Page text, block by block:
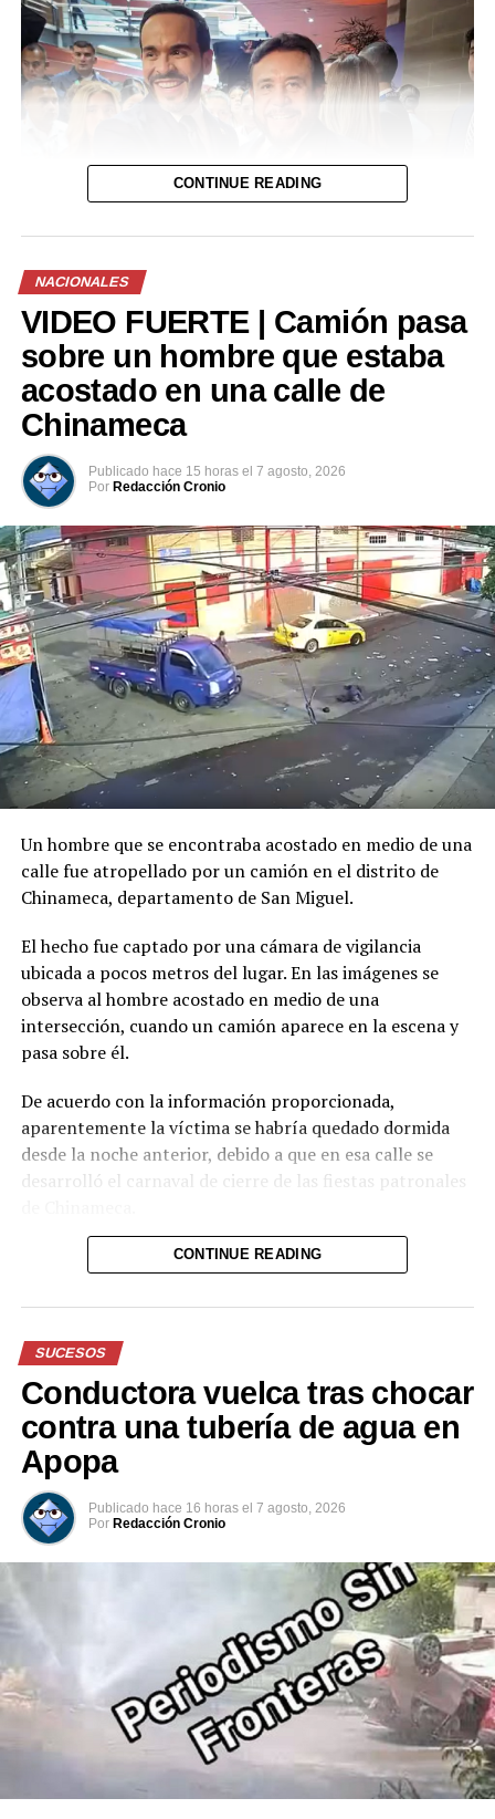
Previo al acto protocolario, el Vicemandatario
salvadoreño, dialogó con el Presidente Abelardo de la
Espriella, a quien envió un afectuoso saludo de parte del
Presidente Bukele y expresó sus mejores deseos al
asumir esta nueva responsabilidad al frente de la nación
colombiana.
Durante el acto solemne, se realizó la imposición de la
Banda Presidencial al nuevo Jefe de Estado, por parte
del Presidente del Congreso, Honorio Henríquez;
marcando oficialmente el inicio de su mandato
constitucional. Acto seguido, tomó juramento al José
Manuel Restrepo como Vicepresidente de Colombia.
CONTINUE READING
NACIONALES
VIDEO FUERTE | Camión pasa
sobre un hombre que estaba
acostado en una calle de
Chinameca
Publicado hace 15 horas el 7 agosto, 2026
Por Redacción Cronio
Un hombre que se encontraba acostado en medio de una
calle fue atropellado por un camión en el distrito de
Chinameca, departamento de San Miguel.
El hecho fue captado por una cámara de vigilancia
ubicada a pocos metros del lugar. En las imágenes se
observa al hombre acostado en medio de una
intersección, cuando un camión aparece en la escena y
pasa sobre él.
De acuerdo con la información proporcionada,
aparentemente la víctima se habría quedado dormida
desde la noche anterior, debido a que en esa calle se
desarrolló el carnaval de cierre de las fiestas patronales
Hasta el momento, el texto no proporciona información
circunstancias posteriores al accidente.
Reproductor
de
vídeo
00:32
Comparte esto:
X
CONTINUE READING
SUCESOS
Conductora vuelca tras chocar
contra una tubería de agua en
Apopa
Publicado hace 16 horas el 7 agosto, 2026
Por Redacción Cronio